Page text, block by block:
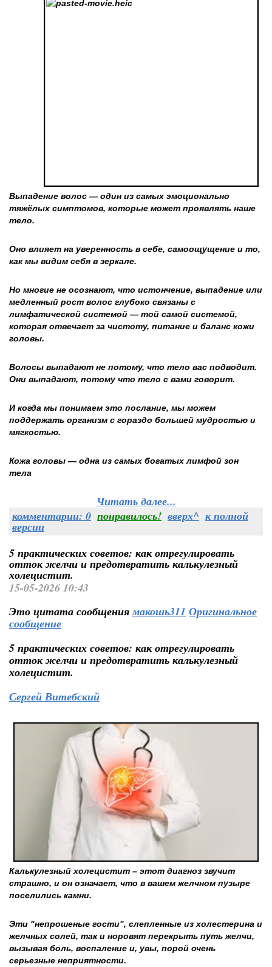
Выпадение волос — один из самых эмоционально
тяжёлых симптомов, которые может проявлять наше
тело.
Оно влияет на уверенность в себе, самоощущение и то,
как мы видим себя в зеркале.
Но многие не осознают, что истончение, выпадение или
медленный рост волос глубоко связаны с
лимфатической системой — той самой системой,
которая отвечает за чистоту, питание и баланс кожи
головы.
Волосы выпадают не потому, что тело вас подводит.
Они выпадают, потому что тело с вами говорит.
И когда мы понимаем это послание, мы можем
поддержать организм с гораздо большей мудростью и
мягкостью.
Кожа головы — одна из самых богатых лимфой зон
тела
Читать далее...
комментарии: 0 понравилось! вверх^ к полной
версии
5 практических советов: как отрегулировать
отток желчи и предотвратить калькулезный
холецистит.
15-05-2026 10:43
Это цитата сообщениямакошь311 Оригинальное
сообщение
5 практических советов: как отрегулировать
отток желчи и предотвратить калькулезный
холецистит.
Сергей Витебский
Калькулезный холецистит – этот диагноз звучит
страшно, и он означает, что в вашем желчном пузыре
поселились камни.
Эти "непрошеные гости", слепленные из холестерина и
желчных солей, так и норовят перекрыть путь желчи,
вызывая боль, воспаление и, увы, порой очень
серьезные неприятности.